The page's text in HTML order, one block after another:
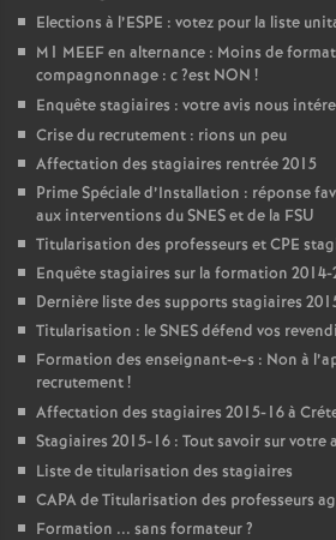
Elections à l’ESPE : votez pour la liste
M1 MEEFen alternance : Moins de
compagnonnage : c?est NON !
Enquête stagiaires : votre avis nous
Crise du recrutement : rions un peu
Affectation des stagiaires rentrée 2015
Prime Spéciale d’Installation : réponse
aux interventions duSNESet de la FSU
Titularisation des professeurs etCPE
Enquête stagiaires sur la formation 2014-
Dernière liste des supports stagiaires
Titularisation : leSNESdéfend vos
Formation des enseignant-e-s : Non à
recrutement!
Affectation des stagiaires 2015-16 à
Stagiaires 2015-16 : Tout savoir sur votre
Liste de titularisation des stagiaires
CAPAde Titularisation des professeurs
Formation ... sans formateur?